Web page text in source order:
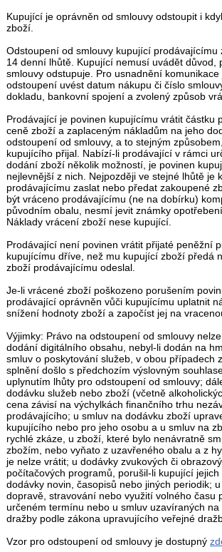
Kupující je oprávněn od smlouvy odstoupit i
zboží.
Odstoupení od smlouvy kupující prodávajícímu
14 denní lhůtě. Kupující nemusí uvádět důvod,
smlouvy odstupuje. Pro usnadnění komunikace
odstoupení uvést datum nákupu či číslo
dokladu, bankovní spojení a zvolený způsob
Prodávající je povinen kupujícímu vrátit částku
ceně zboží a zaplaceným nákladům na jeho
odstoupení od smlouvy, a to stejným
kupujícího přijal. Nabízí-li prodávající v rámci
dodání zboží několik možností, je povinen
nejlevnější z nich. Nejpozději ve stejné lhůtě je
prodávajícímu zaslat nebo předat zakoupené
být vráceno prodávajícímu (ne na dobírku)
původním obalu, nesmí jevit známky
Náklady vrácení zboží nese kupující.
Prodávající není povinen vrátit přijaté peněžní
kupujícímu dříve, než mu kupující zboží předá
zboží prodávajícímu odeslal.
Je-li vrácené zboží poškozeno porušením
prodávající oprávněn vůči kupujícímu uplatnit
snížení hodnoty zboží a započíst jej na
Výjimky: Právo na odstoupení od smlouvy
dodání digitálního obsahu, nebyl-li dodán na
smluv o poskytování služeb, v obou případech
splnění došlo s předchozím výslovným
uplynutím lhůty pro odstoupení od smlouvy;
dodávku služeb nebo zboží (včetně
cena závisí na výchylkách finančního trhu
prodávajícího; u smluv na dodávku zboží
kupujícího nebo pro jeho osobu a u smluv na
rychlé zkáze, u zboží, které bylo nenávratně
zbožím, nebo vyňato z uzavřeného obalu a z
je nelze vrátit; u dodávky zvukových či
počítačových programů, porušil-li kupující
dodávky novin, časopisů nebo jiných periodik;
dopravě, stravování nebo využití volného času
určeném termínu nebo u smluv uzavíraných
dražby podle zákona upravujícího veřejné
Vzor pro odstoupení od smlouvy je dostupný